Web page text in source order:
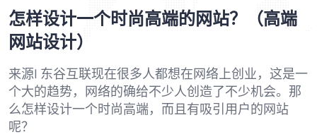
怎样设计一个时尚高端的网站？（高端
网站设计）
来源| 东谷互联现在很多人都想在网络上创业，这是一
个大的趋势，网络的确给不少人创造了不少机会。那
么怎样设计一个时尚高端，而且有吸引用户的网站
呢？